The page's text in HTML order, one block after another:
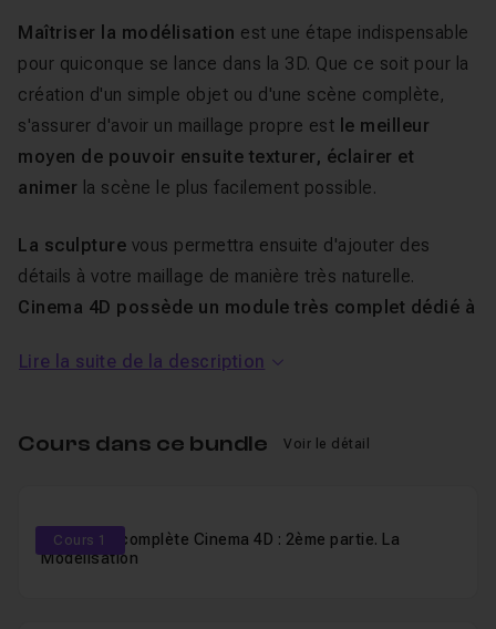
Maîtriser la modélisation est une étape indispensable
pour quiconque se lance dans la 3D. Que ce soit pour la
création d'un simple objet ou d'une scène complète,
s'assurer d'avoir un maillage propre est le meilleur
moyen de pouvoir ensuite texturer, éclairer et
animer la scène le plus facilement possible.
La sculpture vous permettra ensuite d'ajouter des
détails à votre maillage de manière très naturelle.
Cinema 4D possède un module très complet dédié à
intuitifs. Ce workflow vous permettra
pour les amener à un autre niveau de qualité.
concrets pour pratiquer les notions apprises
Lire la suite de la description
Cours dans ce bundle Voir le détail
Cours 1
Formation complète Cinema 4D : 2ème partie. La
Modélisation